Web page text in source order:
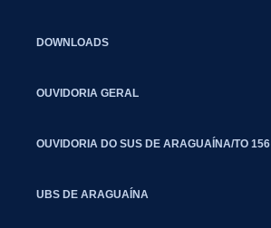
DOWNLOADS
OUVIDORIA GERAL
OUVIDORIA DO SUS DE ARAGUAÍNA/TO 156
UBS DE ARAGUAÍNA